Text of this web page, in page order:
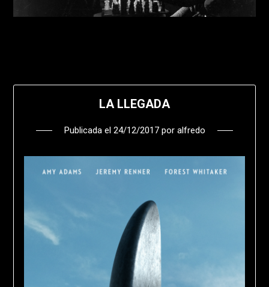
LA LLEGADA
Publicada el 24/12/2017por alfredo